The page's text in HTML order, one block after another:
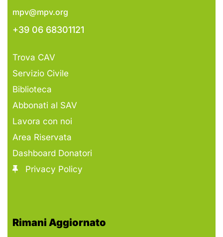
mpv@mpv.org
+39 06 68301121
Trova CAV
Servizio Civile
Biblioteca
Abbonati al SAV
Lavora con noi
Area Riservata
Dashboard Donatori
Privacy Policy
Rimani Aggiornato